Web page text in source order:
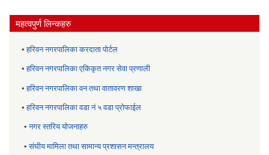
महत्वपुर्ण लिन्कहरु
•हरिवन नगरपालिका करदाता पोर्टल
•हरिवन नगरपालिका एकिकृत नगर सेवा प्रणाली
•हरिवन नगरपालिका वन तथा वातावरण शाखा
•हरिवन नगरपालिका वडा नं ५ वडा प्रोफाईल
•नगर स्तरिय याेजनाहरु
•संघीय मामिला तथा सामान्य प्रशासन मन्त्रालय